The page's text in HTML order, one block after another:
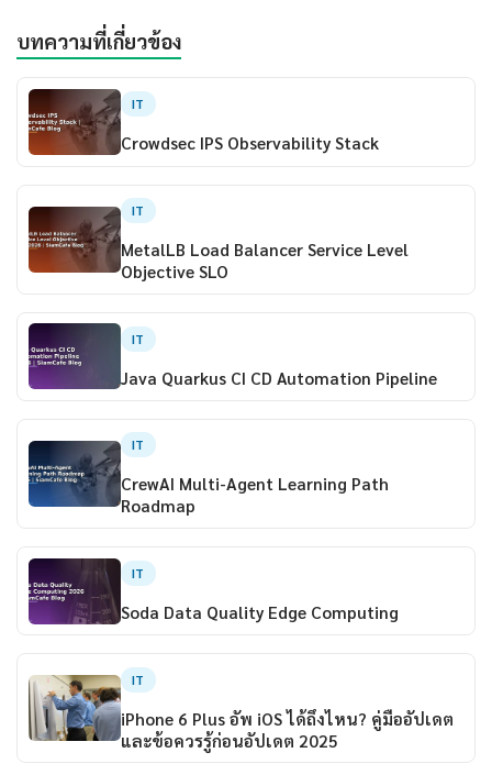
บทความที่เกี่ยวข้อง
IT
Crowdsec IPS Observability Stack
IT
MetalLB Load Balancer Service Level
Objective SLO
IT
Java Quarkus CI CD Automation Pipeline
IT
CrewAI Multi-Agent Learning Path
Roadmap
IT
Soda Data Quality Edge Computing
IT
iPhone 6 Plus อัพ iOS ได้ถึงไหน? คู่มืออัปเดต
และข้อควรรู้ก่อนอัปเดต 2025